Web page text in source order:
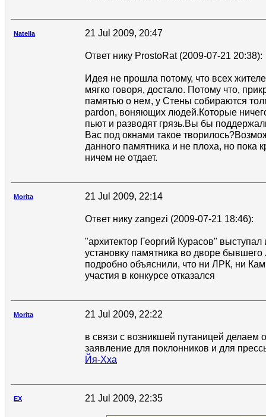
Natella 21 Jul 2009, 20:47
Ответ нику ProstoRat (2009-07-21 20:38):
Идея не прошла потому, что всех
мягко говоря, достало. Потому что,
памятью о нем, у Стены собираются
pardon, воняющих людей.Которые
пьют и разводят грязь.Вы бы
Вас под окнами такое
данного памятника и не плоха, но пока
ничем не отдает.
Morita 21 Jul 2009, 22:14
Ответ нику zangezi (2009-07-21 18:46):
"архитектор Георгий Курасов" выступал
установку памятника во дворе бывшего
подробно объяснили, что ни ЛРК, ни
участия в конкурсе отказался
Morita 21 Jul 2009, 22:22
в связи с возникшей путаницей делаем
заявление для поклонников и для
Йя-Хха
EX 21 Jul 2009, 22:35